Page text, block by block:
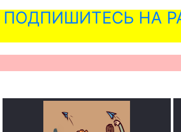
ПОДПИШИТЕСЬ НА